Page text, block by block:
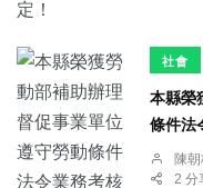
社會
本縣榮
條件法
陳朝
2 分